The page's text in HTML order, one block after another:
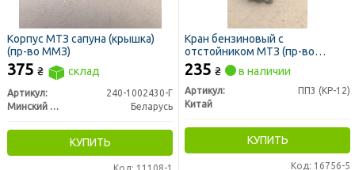
Корпус МТЗ сапуна (крышка)
(пр-во ММЗ)
375 ₴ склад
Артикул:
240-1002430-Г
Минский Моторный Завод
Беларусь
КУПИТЬ
Код: 11108-1
Кран бензиновый с
отстойником МТЗ (пр-во
Китай)
235 ₴ в наличии
Артикул:
ПП3 (КР-12)
Китай
КУПИТЬ
Код: 16756-5